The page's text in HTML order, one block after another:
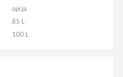
opcja
85 L
100 L